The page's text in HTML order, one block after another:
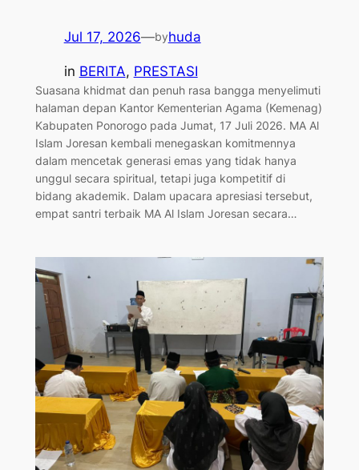
Jul 17, 2026—byhuda
in BERITA, PRESTASI
Suasana khidmat dan penuh rasa bangga menyelimuti
halaman depan Kantor Kementerian Agama (Kemenag)
Kabupaten Ponorogo pada Jumat, 17 Juli 2026. MA Al
Islam Joresan kembali menegaskan komitmennya
dalam mencetak generasi emas yang tidak hanya
unggul secara spiritual, tetapi juga kompetitif di
bidang akademik. Dalam upacara apresiasi tersebut,
empat santri terbaik MA Al Islam Joresan secara…